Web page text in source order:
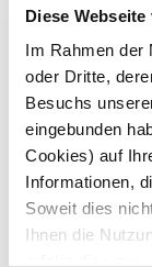
Diese
Im Rahmen der
oder Dritte,
Besuchs
eingebunden
Cookies) auf
Informationen,
Soweit dies
Ihnen die
Juli
Juni
April
März
Februar
Januar
2025